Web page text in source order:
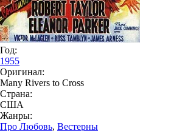
Год:
1955
Оригинал:
Many Rivers to Cross
Страна:
США
Жанры:
Про Любовь, Вестерны